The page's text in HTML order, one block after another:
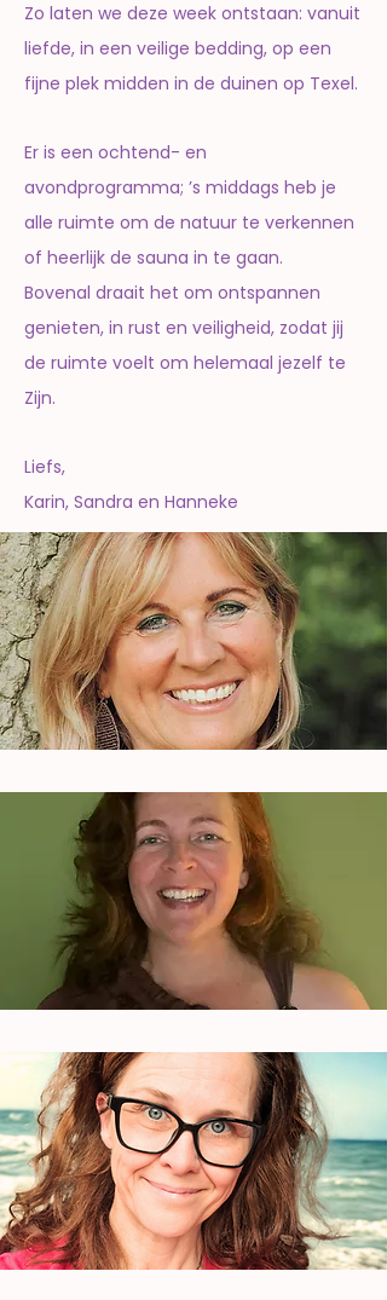
Zo laten we deze week ontstaan: vanuit
liefde, in een veilige bedding, op een
fijne plek midden in de duinen op Texel.
Er is een ochtend- en
avondprogramma; ’s middags heb je
alle ruimte om de natuur te verkennen
of heerlijk de sauna in te gaan.
Bovenal draait het om ontspannen
genieten, in rust en veiligheid, zodat jij
de ruimte voelt om helemaal jezelf te
Zijn.
Liefs,
Karin, Sandra en Hanneke